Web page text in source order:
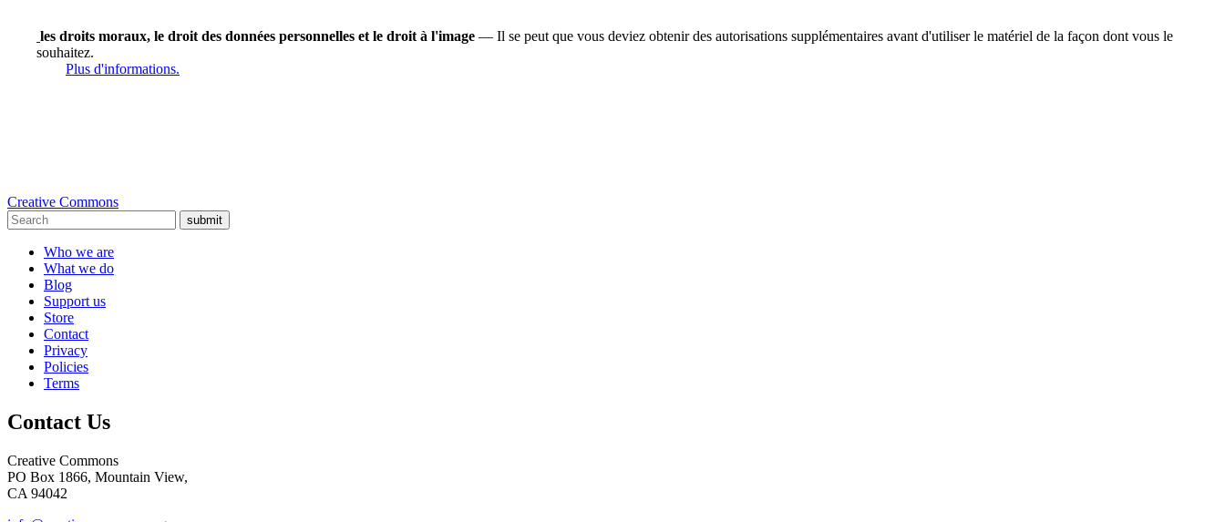
les droits moraux, le droit des données personnelles et le droit à l'image — Il se peut que vous deviez obtenir des autorisations supplémentaires avant d'utiliser le matériel de la façon dont vous le
souhaitez.
Plus d'informations.
Creative Commons
submit
Who we are
What we do
Blog
Support us
Store
Contact
Privacy
Policies
Terms
Contact Us
Creative Commons
PO Box 1866, Mountain View,
CA 94042